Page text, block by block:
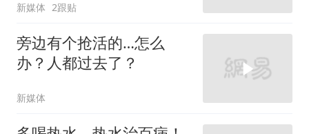
新媒体 2跟贴
旁边有个抢活的…怎么
办？人都过去了？
新媒体